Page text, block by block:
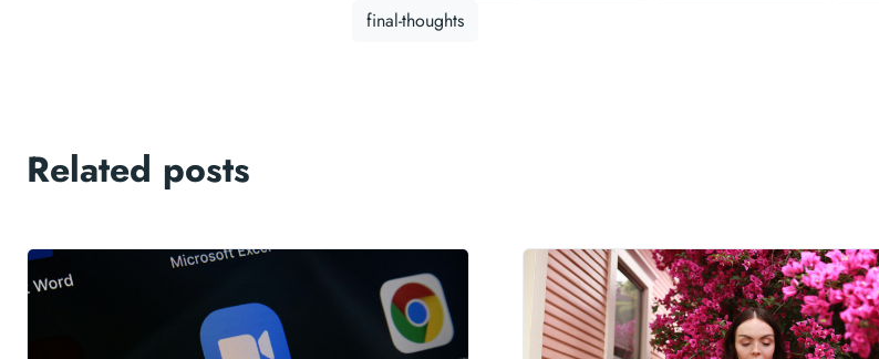
final-thoughts
Related posts